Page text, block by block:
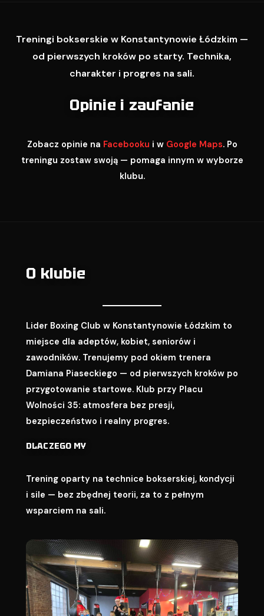
Treningi bokserskie w Konstantynowie Łódzkim —
od pierwszych kroków po starty. Technika,
charakter i progres na sali.
Opinie i zaufanie
Zobacz opinie na Facebooku i w Google Maps. Po
treningu zostaw swoją — pomaga innym w wyborze
klubu.
O klubie
Lider Boxing Club w Konstantynowie Łódzkim to
miejsce dla adeptów, kobiet, seniorów i
zawodników. Trenujemy pod okiem trenera
Damiana Piaseckiego — od pierwszych kroków po
przygotowanie startowe. Klub przy Placu
Wolności 35: atmosfera bez presji,
bezpieczeństwo i realny progres.
DLACZEGO MY
Trening oparty na technice bokserskiej, kondycji
i sile — bez zbędnej teorii, za to z pełnym
wsparciem na sali.